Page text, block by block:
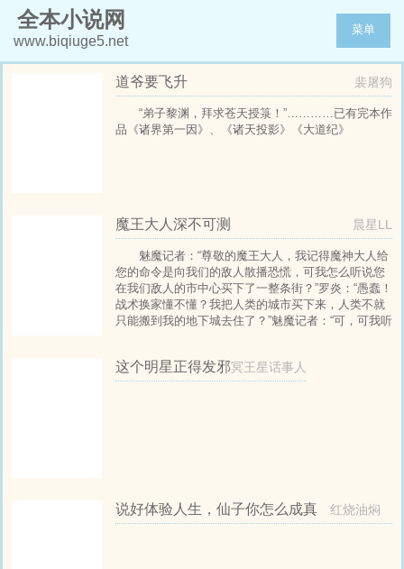
全本小说网
www.biqiuge5.net
菜单
道爷要飞升 裴屠狗
“弟子黎渊，拜求苍天授箓！”…………已有完本作
品《诸界第一因》、《诸天投影》《大道纪》
魔王大人深不可测 晨星LL
魅魔记者：“尊敬的魔王大人，我记得魔神大人给
您的命令是向我们的敌人散播恐慌，可我怎么听说您
在我们敌人的市中心买下了一整条街？”罗炎：“愚蠢！
战术换家懂不懂？我把人类的城市买下来，人类不就
只能搬到我的地下城去住了？”魅魔记者：“可，可我听
沾沾自喜说道。“这恰恰说明我的计划是正确的！”与此
同时地下城，挖矿的骷
这个明星正得发邪冥王星话事人
说好体验人生，仙子你怎么成真
了
红烧油焖
虾